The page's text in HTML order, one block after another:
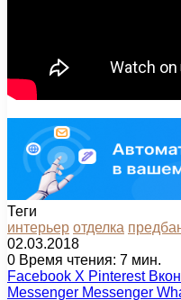
Теги
интерьер отделка
02.03.2018
0 Время чтения: 7 мин.
Facebook X Pinterest
Messenger Messenger